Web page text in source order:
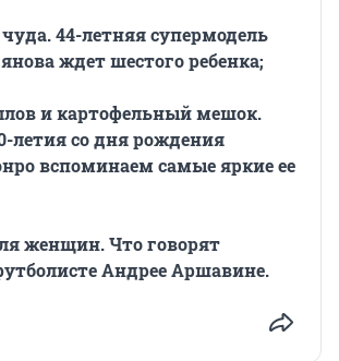
44-летняя супермодель
ждет шестого ребенка;
и картофельный мешок.
летия со дня рождения
вспоминаем самые яркие ее
женщин. Что говорят
Андрее Аршавине.